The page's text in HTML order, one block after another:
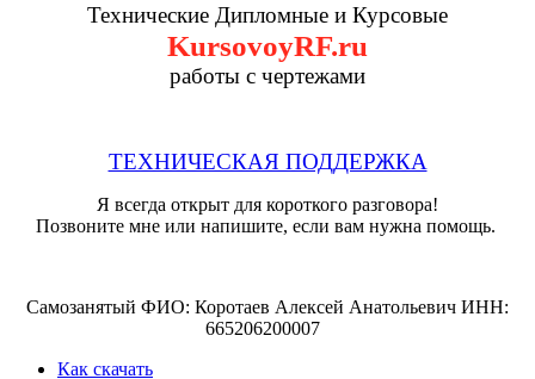
Технические Дипломные и Курсовые
KursovoyRF.ru
работы с чертежами
ТЕХНИЧЕСКАЯ ПОДДЕРЖКА
Я всегда открыт для короткого разговора!
Позвоните мне или напишите, если вам нужна помощь.
Самозанятый ФИО: Коротаев Алексей Анатольевич ИНН:
665206200007
Как скачать